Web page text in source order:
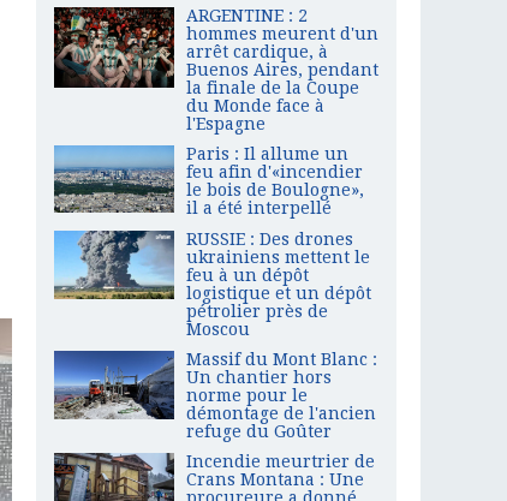
ARGENTINE : 2
hommes meurent d'un
arrêt cardique, à
Buenos Aires, pendant
la finale de la Coupe
du Monde face à
l'Espagne
Paris : Il allume un
feu afin d'«incendier
le bois de Boulogne»,
il a été interpellé
RUSSIE : Des drones
ukrainiens mettent le
feu à un dépôt
logistique et un dépôt
pétrolier près de
Moscou
Massif du Mont Blanc :
Un chantier hors
norme pour le
démontage de l'ancien
refuge du Goûter
Incendie meurtrier de
Crans Montana : Une